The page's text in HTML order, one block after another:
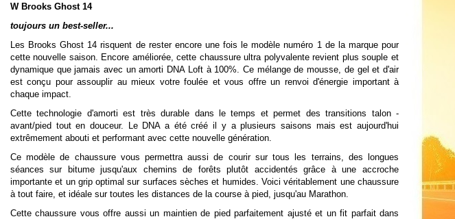
W Brooks Ghost 14
toujours un best-seller...
Les Brooks Ghost 14 risquent de rester encore une fois le modèle numéro 1 de la marque pour
cette nouvelle saison. Encore améliorée, cette chaussure ultra polyvalente revient plus souple et
dynamique que jamais avec un amorti DNA Loft à 100%. Ce mélange de mousse, de gel et d'air
est conçu pour assouplir au mieux votre foulée et vous offre un renvoi d'énergie important à
chaque impact.
Cette technologie d'amorti est très durable dans le temps et permet des transitions talon -
avant/pied tout en douceur. Le DNA a été créé il y a plusieurs saisons mais est aujourd'hui
extrêmement abouti et performant avec cette nouvelle génération.
Ce modèle de chaussure vous permettra aussi de courir sur tous les terrains, des longues
séances sur bitume jusqu'aux chemins de forêts plutôt accidentés grâce à une accroche
importante et un grip optimal sur surfaces sèches et humides. Voici véritablement une chaussure
à tout faire, et idéale sur toutes les distances de la course à pied, jusqu'au Marathon.
Cette chaussure vous offre aussi un maintien de pied parfaitement ajusté et un fit parfait dans